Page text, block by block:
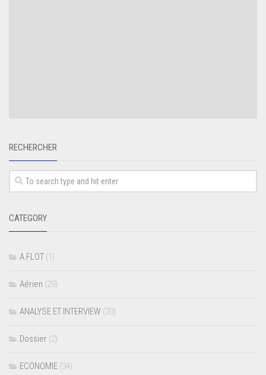
RECHERCHER
CATEGORY
A FLOT (1)
Aérien (29)
ANALYSE ET INTERVIEW (20)
Dossier (2)
ECONOMIE (34)